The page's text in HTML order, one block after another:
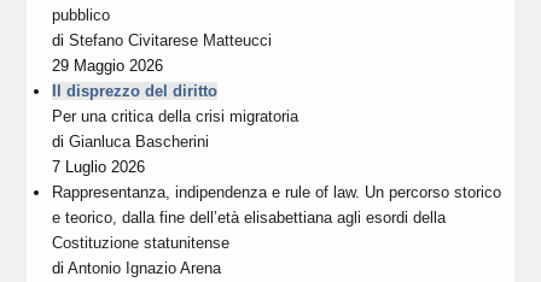
pubblico
diStefano Civitarese Matteucci
29 Maggio 2026
Il disprezzo del diritto
Per una critica della crisi migratoria
diGianluca Bascherini
7 Luglio 2026
Rappresentanza, indipendenza e rule of law. Un percorso storico
e teorico, dalla fine dell’età elisabettiana agli esordi della
Costituzione statunitense
diAntonio Ignazio Arena